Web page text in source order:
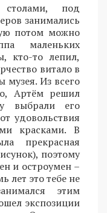
под
занимались
потом можно
маленьких
кто-то лепил,
витало в
музея. Из всего
Артём решил
выбрали его
удовольствия
красками. В
прекрасная
поэтому
и остроумен –
лет это тебе не
этим
экспозиции